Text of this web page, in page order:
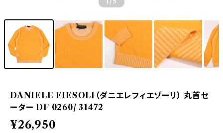
DANIELE FIESOLI（ダニエレフィエゾーリ） 丸首セ
ーター DF 0260/ 31472
¥26,950